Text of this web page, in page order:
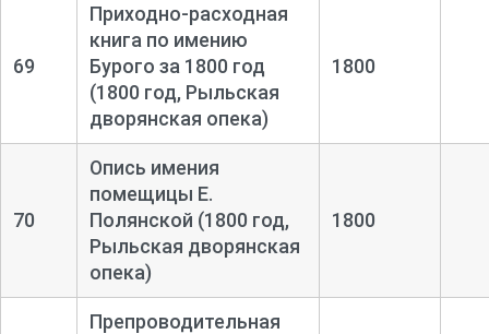
69
Приходно-расходная
книга по имению
Бурого за 1800 год
(1800 год, Рыльская
дворянская опека)
1800
70
Опись имения
помещицы Е.
Полянской (1800 год,
Рыльская дворянская
опека)
1800
Препроводительная